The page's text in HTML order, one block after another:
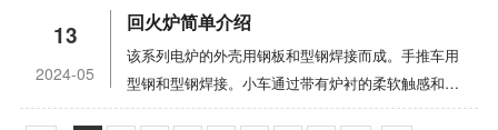
理变形，即模具精度难以达到要求。时效硬化的塑料
模具钢在固溶硬化后软化（通常为28-34hrc），可以
切割。冷成形后可获得较高的综合力学性能。时效硬
在使用天然气的地区，使用燃烧炉代替部分电阻炉有
术外，节能是非常重要的指标。热处理炉应具有较小
的热损失，炉衬中的热量存储较小，应充分利用废
热，燃烧炉应使用有效的燃烧器或辐射管，并应提供
陷；卡扣牢固、无松动；不得有开槽、变形等现象。
2。热处理炉操作流程：一。点火起动操作1） 待加
热工件应平稳放置在料架上。物料搬运车不得撞到限
排放烟气。1. 原因分析该多用炉生产线主要用于摩
托车发动机齿轮、轴、连杆、销的渗碳、淬火、回
火，以及曲轴的淬火、回火。淬火介质为油。虽然淬
火后回火前要对零件进行脱脂、清洗、烘干，但由于
13
2024-05
回火炉简单介绍
该系列电炉的外壳用钢板和型钢焊接而成。手推车用
型钢和型钢焊接。小车通过带有炉衬的柔软触感和沙
封，以减少热辐射和对流的损失，并有效地确保炉体